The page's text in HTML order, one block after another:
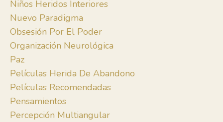
Niños Heridos Interiores
Nuevo Paradigma
Obsesión Por El Poder
Organización Neurológica
Paz
Películas Herida De Abandono
Películas Recomendadas
Pensamientos
Percepción Multiangular